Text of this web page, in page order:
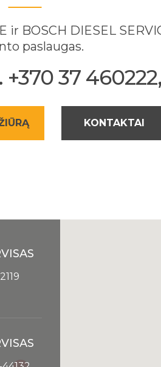
BOSCH DIESEL
paslaugas.
37
KONTAKTAI